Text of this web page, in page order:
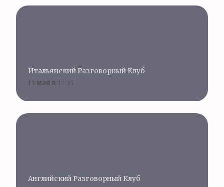
Итальянский Разговорный Клуб
11 мая в 17:15
Английский Разговорный Клуб